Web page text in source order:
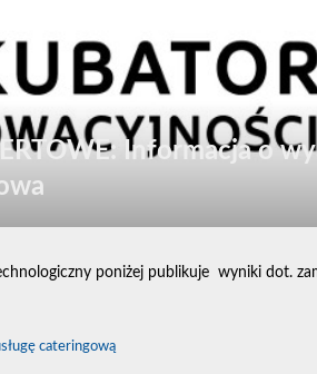
Informacja o
poniżej publikuje wyniki dot.
cateringową